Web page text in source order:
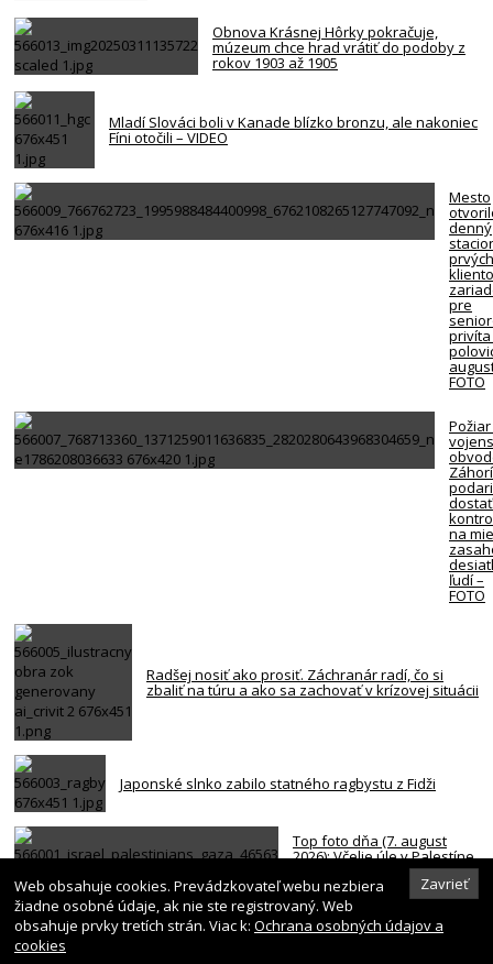
Obnova Krásnej Hôrky pokračuje,
múzeum chce hrad vrátiť do podoby z
rokov 1903 až 1905
Mladí Slováci boli v Kanade blízko bronzu, ale nakoniec
Fíni otočili – VIDEO
Mesto
denný
prvých
pre
FOTO
na
ľudí –
FOTO
Radšej nosiť ako prosiť. Záchranár radí, čo si
zbaliť na túru a ako sa zachovať v krízovej situácii
Japonské slnko zabilo statného ragbystu z Fidži
Top foto dňa (7. august
2026): Včelie úle v Palestíne,
streľba študenta v Thajsku
a Lovestream festivalZavrieť
Web obsahuje cookies. Prevádzkovateľ webu nezbiera
žiadne osobné údaje, ak nie ste registrovaný. Web
obsahuje prvky tretích strán. Viac k: Ochrana osobných údajov a
cookies